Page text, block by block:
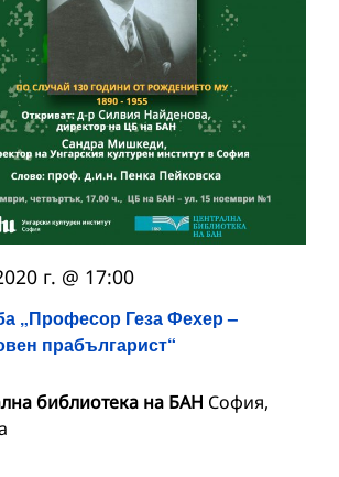
„Професор Геза Фехер –
прабългарист“
г. @ 17:00
библиотека на БАН София,